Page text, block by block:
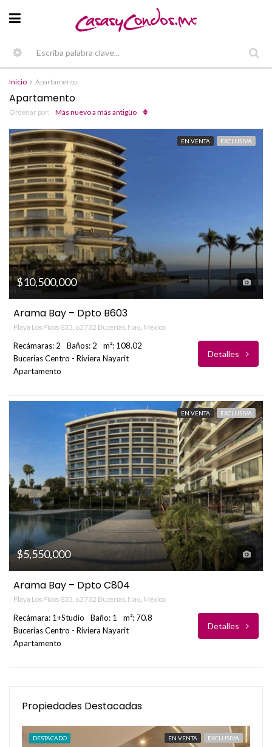
Inicio Apartamento
Apartamento
Ordenar por: Más nuevo a más antigüo
EN VENTA EXCLUSIVA
$10,500,000
Arama Bay – Dpto B603
Playa Los Picos 833, 63732 Bucerías, Nay., México
Recámaras: 2 Baños: 2
m²: 108.02
Bucerias Centro - Riviera Nayarit
Apartamento
Detalles
EN VENTA EXCLUSIVA
$5,550,000
Arama Bay – Dpto C804
Playa Los Picos 833, 63732 Bucerías, Nay., México
Recámara: 1+Studio Baño: 1
m²: 70.8
Bucerias Centro - Riviera Nayarit
Apartamento
Detalles
Propiedades Destacadas
DESTACADO EN VENTA EXCLUSIVA